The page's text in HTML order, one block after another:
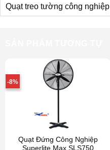
Quạt treo tường công nghiệp
-8%
Quạt Đứng Công Nghiệp
Superlite Max SLS750